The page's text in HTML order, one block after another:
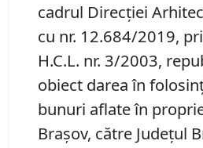
cadrul Direcţiei
cu nr. 12.684/2019,
H.C.L. nr. 3/2003,
obiect darea în
bunuri aflate în
Braşov, către Judeţul